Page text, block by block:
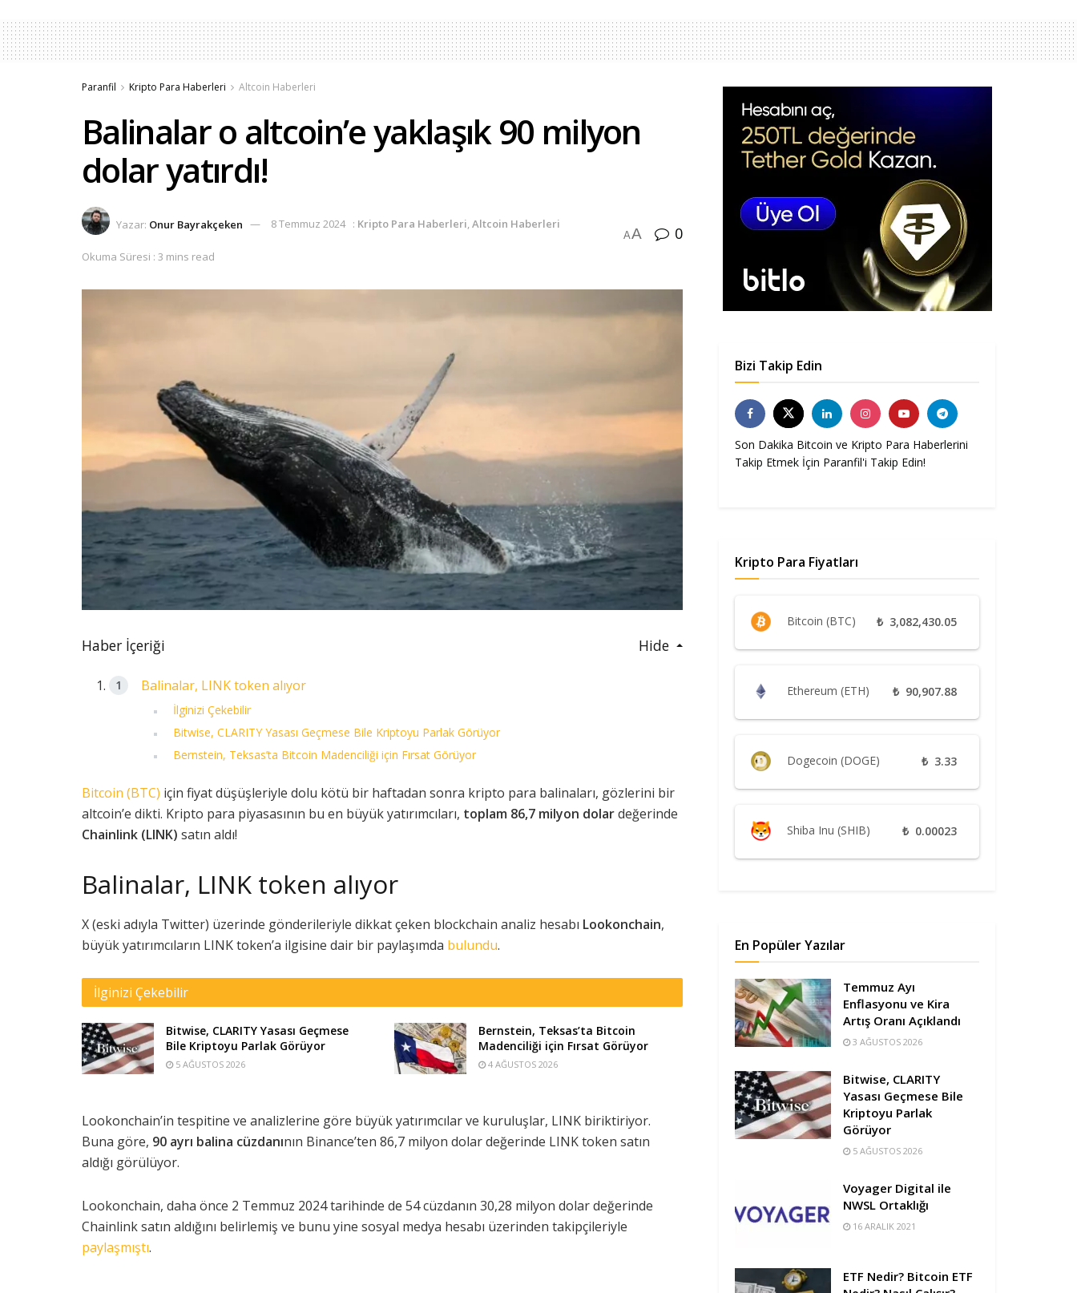
Paranfil Kripto Para Haberleri Altcoin Haberleri
Balinalar o altcoin’e yaklaşık 90 milyon
dolar yatırdı!
Yazar: Onur Bayrakçeken 8 Temmuz 2024 : Kripto Para Haberleri,Altcoin Haberleri
Okuma Süresi : 3 mins read
AA 0
Haber İçeriği Hide
Balinalar, LINK token alıyor
İlginizi Çekebilir
Bitwise, CLARITY Yasası Geçmese Bile Kriptoyu Parlak Görüyor
Bernstein, Teksas’ta Bitcoin Madenciliği için Fırsat Görüyor
Bitcoin (BTC) için fiyat düşüşleriyle dolu kötü bir haftadan sonra kripto para balinaları, gözlerini bir
altcoin’e dikti. Kripto para piyasasının bu en büyük yatırımcıları, toplam 86,7 milyon dolardeğerinde
Chainlink (LINK) satın aldı!
Balinalar, LINK token alıyor
X (eski adıyla Twitter) üzerinde gönderileriyle dikkat çeken blockchain analiz hesabı Lookonchain,
büyük yatırımcıların LINK token’a ilgisine dair bir paylaşımda bulundu.
İlginizi Çekebilir
Bitwise, CLARITY Yasası Geçmese
Bile Kriptoyu Parlak Görüyor
5 AĞUSTOS 2026
Bernstein, Teksas’ta Bitcoin
Madenciliği için Fırsat Görüyor
4 AĞUSTOS 2026
Lookonchain’in tespitine ve analizlerine göre büyük yatırımcılar ve kuruluşlar, LINK biriktiriyor.
Buna göre, 90 ayrı balina cüzdanının Binance’ten 86,7 milyon dolar değerinde LINK token satın
aldığı görülüyor.
Lookonchain, daha önce 2 Temmuz 2024 tarihinde de 54 cüzdanın 30,28 milyon dolar değerinde
Chainlink satın aldığını belirlemiş ve bunu yine sosyal medya hesabı üzerinden takipçileriyle
paylaşmıştı.
Bizi Takip Edin
Son Dakika Bitcoin ve Kripto Para Haberlerini
Takip Etmek İçin Paranfil'i Takip Edin!
Kripto Para Fiyatları
Bitcoin (BTC) ₺ 3,082,430.05
Ethereum (ETH) ₺ 90,907.88
Dogecoin (DOGE) ₺ 3.33
Shiba Inu (SHIB) ₺ 0.00023
En Popüler Yazılar
Temmuz Ayı
Enflasyonu ve Kira
Artış Oranı Açıklandı
3 AĞUSTOS 2026
Bitwise, CLARITY
Yasası Geçmese Bile
Kriptoyu Parlak
Görüyor
5 AĞUSTOS 2026
Voyager Digital ile
NWSL Ortaklığı
16 ARALIK 2021
ETF Nedir? Bitcoin ETF